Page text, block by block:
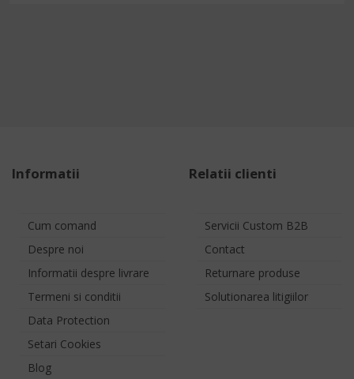
Informatii
Cum comand
Despre noi
Informatii despre livrare
Termeni si conditii
Data Protection
Setari Cookies
Blog
Relatii clienti
Servicii Custom B2B
Contact
Returnare produse
Solutionarea litigiilor